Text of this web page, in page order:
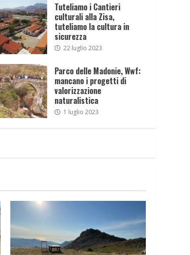
Tuteliamo i Cantieri
culturali alla Zisa,
tuteliamo la cultura in
sicurezza
22 luglio 2023
Parco delle Madonie, Wwf:
mancano i progetti di
valorizzazione
naturalistica
1 luglio 2023